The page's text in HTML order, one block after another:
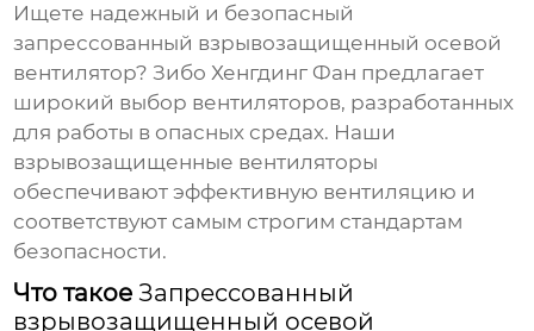
Ищете надежный и безопасный
запрессованный взрывозащищенный осевой
вентилятор? Зибо Хенгдинг Фан предлагает
широкий выбор вентиляторов, разработанных
для работы в опасных средах. Наши
взрывозащищенные вентиляторы
обеспечивают эффективную вентиляцию и
соответствуют самым строгим стандартам
безопасности.
Что такое Запрессованный
взрывозащищенный осевой